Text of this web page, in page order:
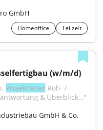
GmbH
Homeoffice Teilzeit
(w/m/d)
Projektleiter Roh- /
& Überblick..."
GmbH & Co.